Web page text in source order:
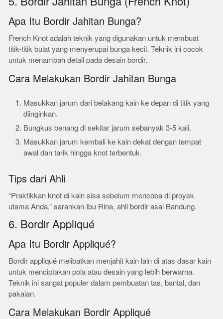
Apa Itu Bordir Jahitan Bunga?
French Knot adalah teknik yang digunakan untuk membuat
titik-titik bulat yang menyerupai bunga kecil. Teknik ini cocok
untuk menambah detail pada desain bordir.
Cara Melakukan Bordir Jahitan Bunga
Masukkan jarum dari belakang kain ke depan di titik yang
diinginkan.
Bungkus benang di sekitar jarum sebanyak 3-5 kali.
Masukkan jarum kembali ke kain dekat dengan tempat
awal dan tarik hingga knot terbentuk.
Tips dari Ahli
“Praktikkan knot di kain sisa sebelum mencoba di proyek
utama Anda,” sarankan Ibu Rina, ahli bordir asal Bandung.
6. Bordir Appliqué
Apa Itu Bordir Appliqué?
Bordir appliqué melibatkan menjahit kain lain di atas dasar kain
untuk menciptakan pola atau desain yang lebih berwarna.
Teknik ini sangat populer dalam pembuatan tas, bantal, dan
pakaian.
Cara Melakukan Bordir Appliqué